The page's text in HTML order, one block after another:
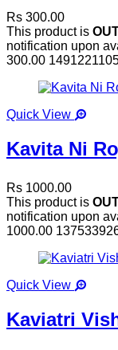
Rs 300.00
This product is
notification upon
300.00
Quick View
Kavita Ni
Rs 1000.00
This product is
notification upon
1000.00
Quick View
Kaviatri